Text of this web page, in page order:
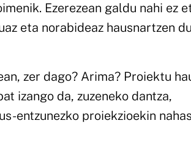
Ezerezean galdu nahi ez
eta norabideaz hausnartzen
zer dago? Arima? Proiektu
izango da, zuzeneko dantza,
entzunezko proiekzioekin